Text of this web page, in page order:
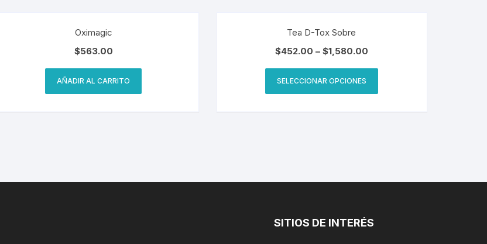
Oximagic
$563.00
AÑADIR AL CARRITO
Tea D-Tox Sobre
$452.00 –$1,580.00
SELECCIONAR OPCIONES
SITIOS DE INTERÉS